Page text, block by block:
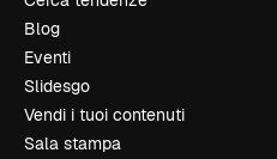
Blog
Eventi
Slidesgo
Vendi i tuoi contenuti
Sala stampa